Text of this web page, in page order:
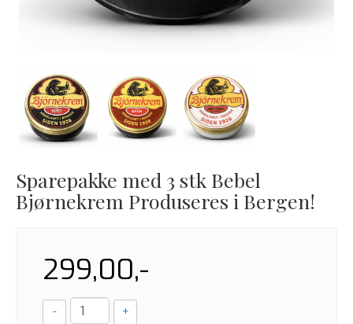
Sparepakke med 3 stk Bebel
Bjørnekrem Produseres i Bergen!
299,00,-
- +